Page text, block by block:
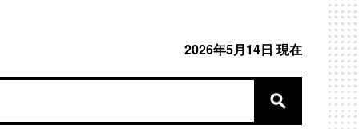
2026年5月14日 現在